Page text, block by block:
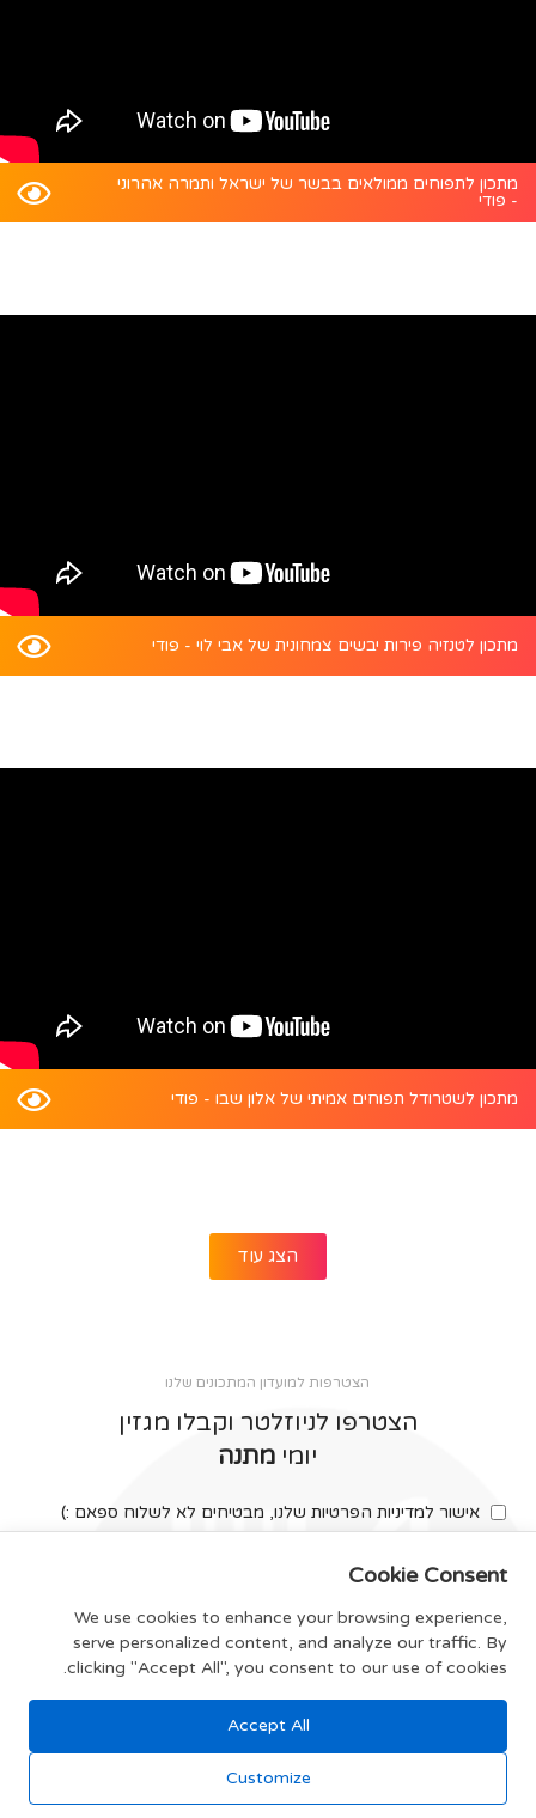
מתכון לתפוחים ממולאים בבשר של ישראל ותמרה אהרוני
- פודי
מתכון לטנזיה פירות יבשים צמחונית של אבי לוי - פודי
מתכון לשטרודל תפוחים אמיתי של אלון שבו - פודי
הצג עוד
הצטרפות למועדון המתכונים שלנו
הצטרפו לניוזלטר וקבלו מגזין
יומי מתנה
אישור למדיניות הפרטיות שלנו, מבטיחים לא לשלוח ספאם :)
צרפו אותי
תקנון האתר
Cookie Consent
We use cookies to enhance your browsing experience,
serve personalized content, and analyze our traffic. By
clicking "Accept All", you consent to our use of cookies.
Accept All
Customize